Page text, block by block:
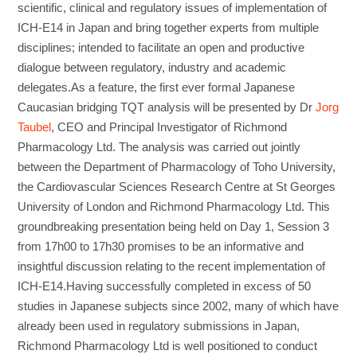
scientific, clinical and regulatory issues of implementation of
ICH-E14 in Japan and bring together experts from multiple
disciplines; intended to facilitate an open and productive
dialogue between regulatory, industry and academic
delegates.As a feature, the first ever formal Japanese
Caucasian bridging TQT analysis will be presented by DrJorg
Taubel, CEO and Principal Investigator of Richmond
Pharmacology Ltd. The analysis was carried out jointly
between the Department of Pharmacology of Toho University,
the Cardiovascular Sciences Research Centre at St Georges
University of London and Richmond Pharmacology Ltd. This
groundbreaking presentation being held on Day 1, Session 3
from 17h00 to 17h30 promises to be an informative and
insightful discussion relating to the recent implementation of
ICH-E14.Having successfully completed in excess of 50
studies in Japanese subjects since 2002, many of which have
already been used in regulatory submissions in Japan,
Richmond Pharmacology Ltd is well positioned to conduct